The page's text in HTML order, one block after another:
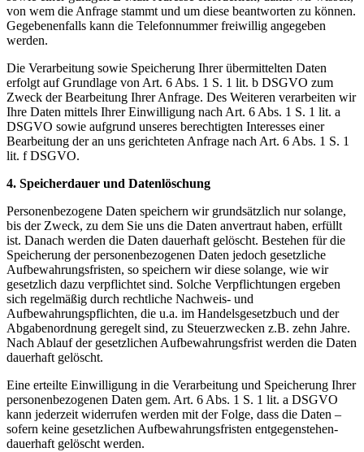
von wem die Anfrage stammt und um diese beantworten zu können.
Gegebenenfalls kann die Telefonnummer freiwillig angegeben
werden.
Die Verarbeitung sowie Speicherung Ihrer übermittelten Daten
erfolgt auf Grundlage von Art. 6 Abs. 1 S. 1 lit. b DSGVO zum
Zweck der Bearbeitung Ihrer Anfrage. Des Weiteren verarbeiten wir
Ihre Daten mittels Ihrer Einwilligung nach Art. 6 Abs. 1 S. 1 lit. a
DSGVO sowie aufgrund unseres berechtigten Interesses einer
Bearbeitung der an uns gerichteten Anfrage nach Art. 6 Abs. 1 S. 1
lit. f DSGVO.
4. Speicherdauer und Datenlöschung
Personenbezogene Daten speichern wir grundsätzlich nur solange,
bis der Zweck, zu dem Sie uns die Daten anvertraut haben, erfüllt
ist. Danach werden die Daten dauerhaft gelöscht. Bestehen für die
Speicherung der personenbezogenen Daten jedoch gesetzliche
Aufbewahrungsfristen, so speichern wir diese solange, wie wir
gesetzlich dazu verpflichtet sind. Solche Verpflichtungen ergeben
sich regelmäßig durch rechtliche Nachweis- und
Aufbewahrungspflichten, die u.a. im Handelsgesetzbuch und der
Abgabenordnung geregelt sind, zu Steuerzwecken z.B. zehn Jahre.
Nach Ablauf der gesetzlichen Aufbewahrungsfrist werden die Daten
dauerhaft gelöscht.
Eine erteilte Einwilligung in die Verarbeitung und Speicherung Ihrer
personenbezogenen Daten gem. Art. 6 Abs. 1 S. 1 lit. a DSGVO
kann jederzeit widerrufen werden mit der Folge, dass die Daten –
sofern keine gesetzlichen Aufbewahrungsfristen entgegenstehen-
dauerhaft gelöscht werden.